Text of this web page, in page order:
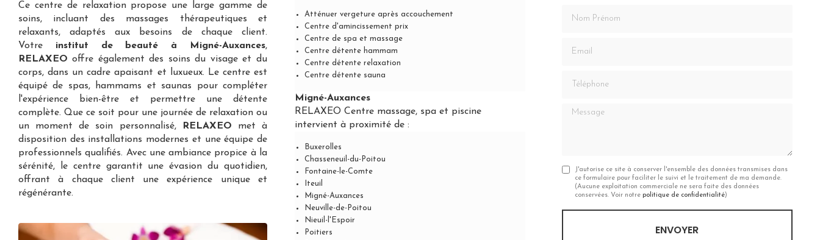
Ce centre de relaxation propose une large gamme de
soins, incluant des massages thérapeutiques et
relaxants, adaptés aux besoins de chaque client.
Votre institut de beauté à Migné-Auxances,
RELAXEO offre également des soins du visage et du
corps, dans un cadre apaisant et luxueux. Le centre est
équipé de spas, hammams et saunas pour compléter
l'expérience bien-être et permettre une détente
complète. Que ce soit pour une journée de relaxation ou
un moment de soin personnalisé,RELAXEO met à
disposition des installations modernes et une équipe de
professionnels qualifiés. Avec une ambiance propice à la
sérénité, le centre garantit une évasion du quotidien,
offrant à chaque client une expérience unique et
régénérante.
Atténuer vergeture après accouchement
Centre d'amincissement prix
Centre de spa et massage
Centre détente hammam
Centre détente relaxation
Centre détente sauna
Migné-Auxances
RELAXEO Centre massage, spa et piscine
intervient à proximité de :
Buxerolles
Chasseneuil-du-Poitou
Fontaine-le-Comte
Iteuil
Migné-Auxances
Neuville-de-Poitou
Nieuil-l'Espoir
Poitiers
Message
J'autorise ce site à conserver l'ensemble des données transmises dans
ce formulaire pour faciliter le suivi et le traitement de ma demande.
(Aucune exploitation commerciale ne sera faite des données
conservées. Voir notre politique de confidentialité)